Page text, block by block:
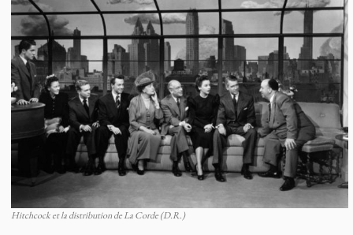
Hitchcock et la distribution de La Corde (D.R.)